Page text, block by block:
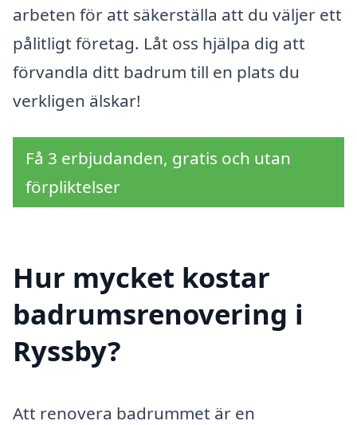
arbeten för att säkerställa att du väljer ett
pålitligt företag. Låt oss hjälpa dig att
förvandla ditt badrum till en plats du
verkligen älskar!
Få 3 erbjudanden, gratis och utan
förpliktelser
Hur mycket kostar
badrumsrenovering i
Ryssby?
Att renovera badrummet är en